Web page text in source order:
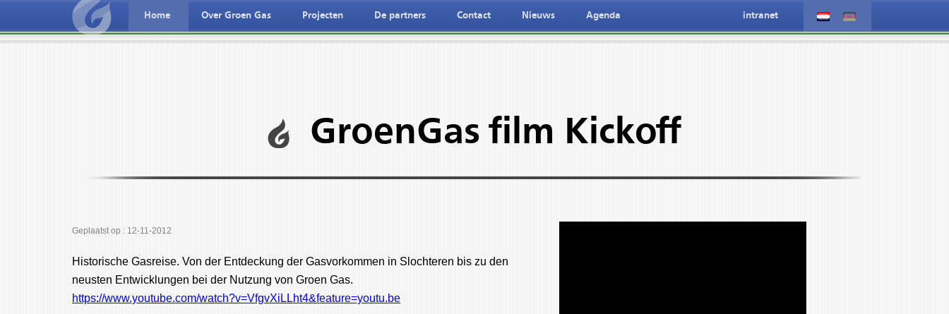
GroenGas film Kickoff
Geplaatst op : 12-11-2012
Historische Gasreise. Von der Entdeckung der Gasvorkommen in Slochteren bis zu den
neusten Entwicklungen bei der Nutzung von Groen Gas.
https://www.youtube.com/watch?v=VfgvXiLLht4&feature=youtu.be
Home Over Groen Gas Projecten De partners Contact Nieuws Agenda intranet
Nederlandse taal
Deutche spreche